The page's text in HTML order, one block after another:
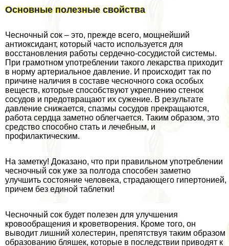
Основные полезные свойства
Чесночный сок – это, прежде всего, мощнейший
антиоксидант, который часто используется для
восстановления работы сердечно-сосудистой системы.
При грамотном употрeблении такого лекарства приходит
в норму артериальное давление. И происходит так по
причине наличия в составе чесночного сока особых
веществ, которые способствуют укреплению стенок
сосудов и предотвращают их сужение. В результате
давление снижается, спазмы сосудов прекращаются,
работа сердца заметно облегчается. Таким образом, это
средство способно стать и лечебным, и
профилактическим.
На заметку! Доказано, что при правильном употрeблении
чесночный сок уже за полгода способен заметно
улучшить состояние человека, страдающего гипертонией,
причем без единой таблетки!
Чесночный сок будет полезен для улучшения
кровообращения и кроветворения. Кроме того, он
выводит лишний холестерин, препятствуя таким образом
образованию бляшек, которые в последствии приводят к